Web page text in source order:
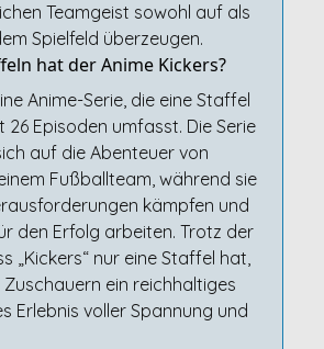
Teamgeist sowohl auf als
Spielfeld überzeugen.
hat der Anime Kickers?
Anime-Serie, die eine Staffel
26 Episoden umfasst. Die Serie
auf die Abenteuer von
Fußballteam, während sie
kämpfen und
den Erfolg arbeiten. Trotz der
„Kickers“ nur eine Staffel hat,
ein reichhaltiges
Erlebnis voller Spannung und